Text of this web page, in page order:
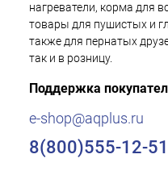
нагреватели, корма для
товары для пушистых и
также для пернатых
так и в розницу.
Поддержка
e-shop@aqplus.ru
8(800)555-12-51